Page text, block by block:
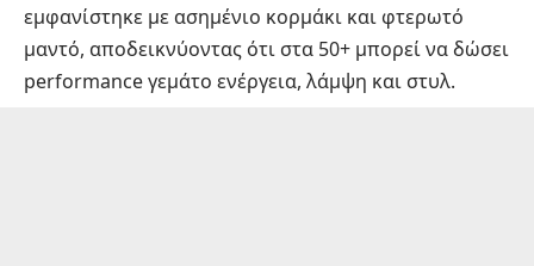
εμφανίστηκε με ασημένιο κορμάκι και φτερωτό
μαντό, αποδεικνύοντας ότι στα 50+ μπορεί να δώσει
performance γεμάτο ενέργεια, λάμψη και στυλ.